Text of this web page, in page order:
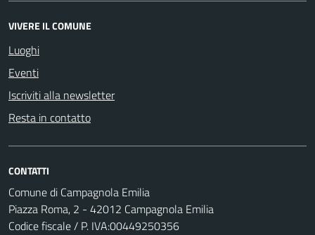
VIVERE IL COMUNE
Luoghi
Eventi
Iscriviti alla newsletter
Resta in contatto
CONTATTI
Comune di Campagnola Emilia
Piazza Roma, 2 - 42012 Campagnola Emilia
Codice fiscale / P. IVA:00449250356